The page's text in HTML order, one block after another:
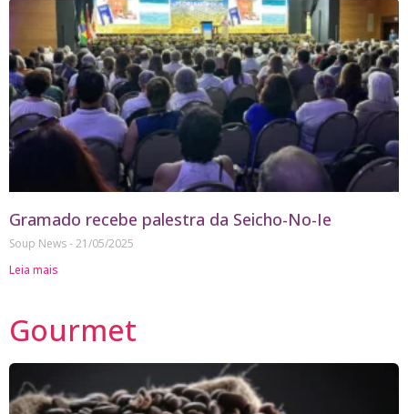
Gramado recebe palestra da Seicho-No-Ie
Soup News 21/05/2025
Leia mais
Gourmet